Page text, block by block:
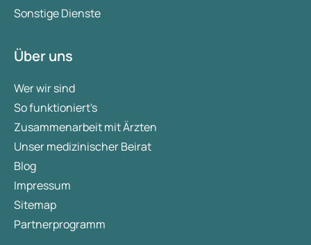
kann. Auch ein anaphylaktischer Schock
(sinkender Blutdruck und
Sonnenallergie
nicht notwendig, lange der Sonne ausgesetzt zu
sein. Manchmal reichen schon wenige Minuten
für juckende Haut und/oder Knötchen. Diese
Allergie tritt hauptsächlich bei Frauen und
Menschen mit heller Haut auf. Durch bestimmte
plötzlich empfindlich auf Sonnenlicht
reagieren, obwohl es vorher nie ein Problem war.
Diese Form der Allergie wird Fotoallergie
genannt.
Sonstige Dienste
Über uns
Wer wir sind
So funktioniert's
Zusammenarbeit mit Ärzten
Unser medizinischer Beirat
Blog
Impressum
Sitemap
Partnerprogramm